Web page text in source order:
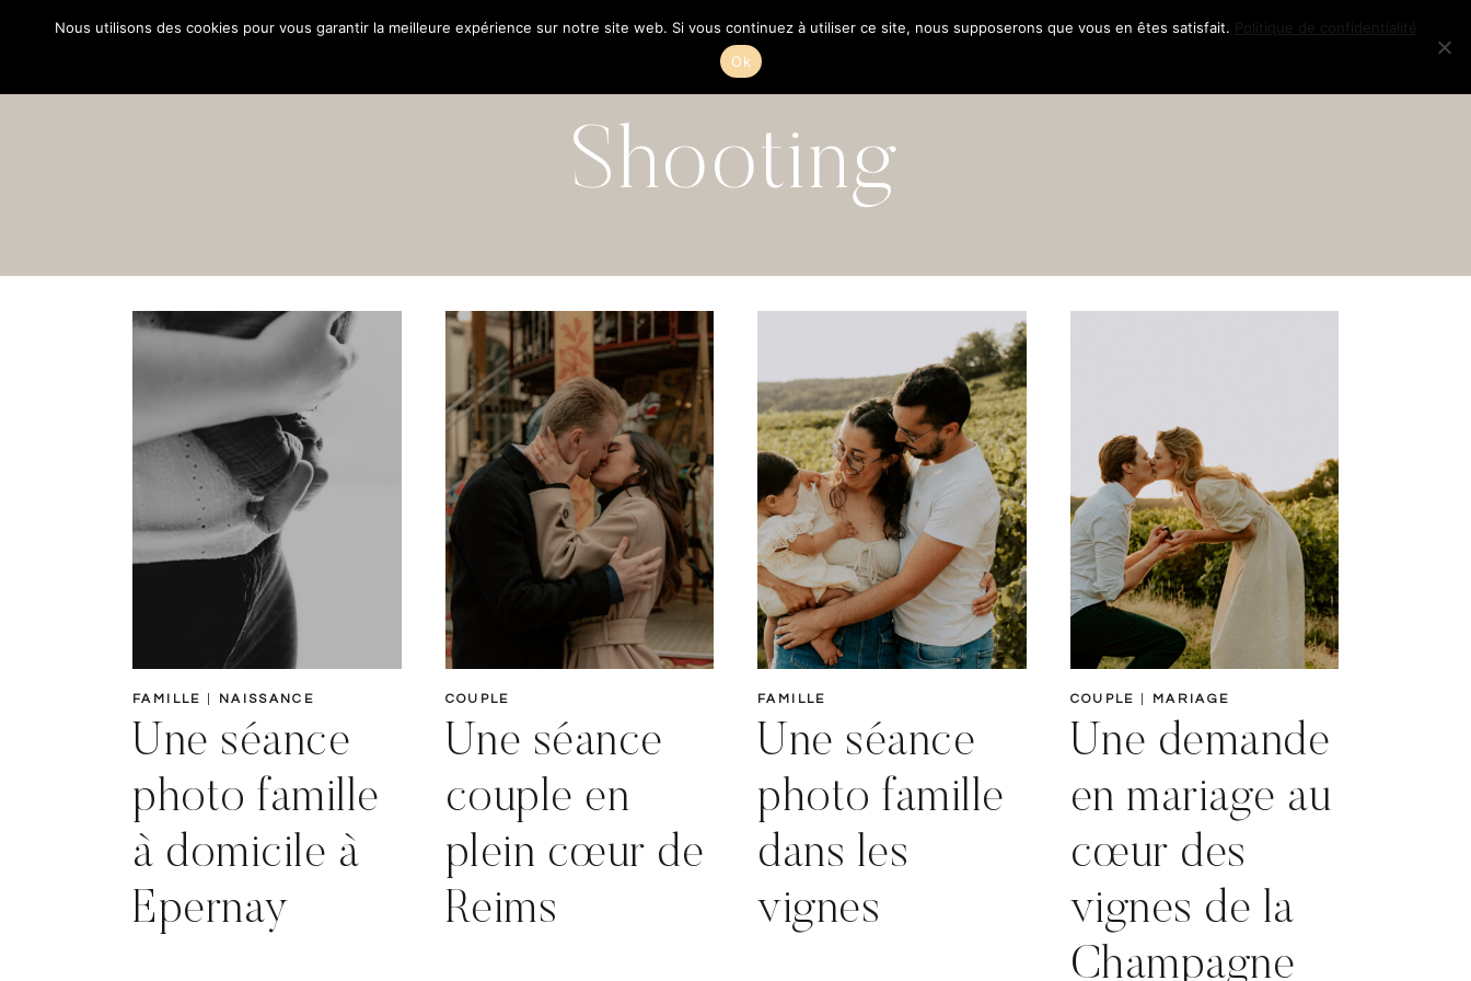
À PROPOS BLOG PORTFOLIO MARIAGE SÉANCES CONTACT
Shooting
FAMILLE NAISSANCE
Une séance
photo famille
à domicile à
Epernay
COUPLE
Une séance
couple en
plein cœur de
Reims
FAMILLE
Une séance
photo famille
dans les
vignes
COUPLE MARIAGE
Une demande
en mariage au
cœur des
vignes de la
Champagne
Nous utilisons des cookies pour vous garantir la meilleure expérience sur notre site web. Si vous continuez à utiliser ce site, nous supposerons que vous en êtes satisfait.
Politique de confidentialité
Ok